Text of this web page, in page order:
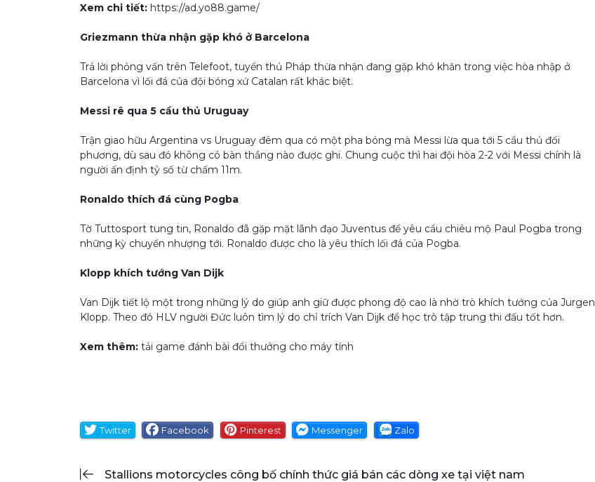
Xem chi tiết: https://ad.yo88.game/
Griezmann thừa nhận gặp khó ở Barcelona
Trả lời phỏng vấn trên Telefoot, tuyển thủ Pháp thừa nhận đang gặp khó khăn trong việc hòa nhập ở
Barcelona vì lối đá của đội bóng xứ Catalan rất khác biệt.
Messi rê qua 5 cầu thủ Uruguay
Trận giao hữu Argentina vs Uruguay đêm qua có một pha bóng mà Messi lừa qua tới 5 cầu thủ đối
phương, dù sau đó không có bàn thắng nào được ghi. Chung cuộc thì hai đội hòa 2-2 với Messi chính là
người ấn định tỷ số từ chấm 11m.
Ronaldo thích đá cùng Pogba
Tờ Tuttosport tung tin, Ronaldo đã gặp mặt lãnh đạo Juventus để yêu cầu chiêu mộ Paul Pogba trong
những kỳ chuyển nhượng tới. Ronaldo được cho là yêu thích lối đá của Pogba.
Klopp khích tướng Van Dijk
Van Dijk tiết lộ một trong những lý do giúp anh giữ được phong độ cao là nhờ trò khích tướng của Jurgen
Klopp. Theo đó HLV người Đức luôn tìm lý do chỉ trích Van Dijk để học trò tập trung thi đấu tốt hơn.
Xem thêm: tải game đánh bài đổi thưởng cho máy tính
Twitter Facebook Pinterest Messenger Zalo
stallions motorcycles công bố chính thức giá bán các dòng xe tại việt nam